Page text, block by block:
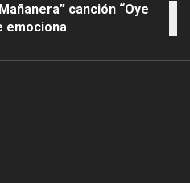
canción “Oye
emociona